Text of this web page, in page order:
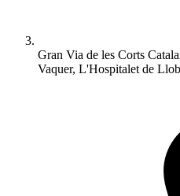
Gran Via de les Corts
Vaquer, L'Hospitalet de